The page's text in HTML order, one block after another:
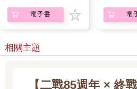
的疾病與新藥物，以及
醫藥發展所介入的人類
電子書 電
相關主題
【二戰85週年 × 終